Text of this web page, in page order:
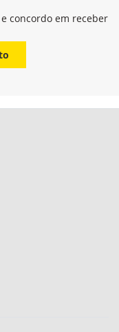
e concordo em receber